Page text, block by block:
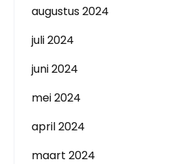
augustus 2024
juli 2024
juni 2024
mei 2024
april 2024
maart 2024